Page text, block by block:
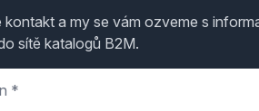
kontakt a my se vám ozveme s
sítě katalogů B2M.